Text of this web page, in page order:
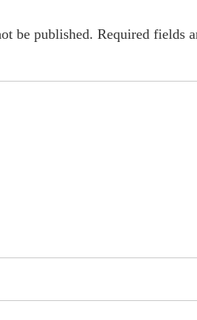
be published. Required fields